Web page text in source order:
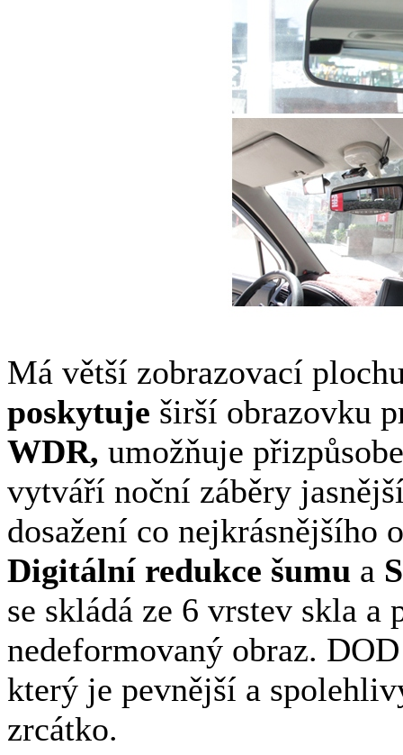
Má větší zobrazovací
poskytuje širší obrazovku
WDR, umožňuje
vytváří noční záběry
dosažení co
Digitální redukce šumu a
se skládá ze 6 vrstev skla
nedeformovaný obraz.
který je pevnější a
zrcátko.